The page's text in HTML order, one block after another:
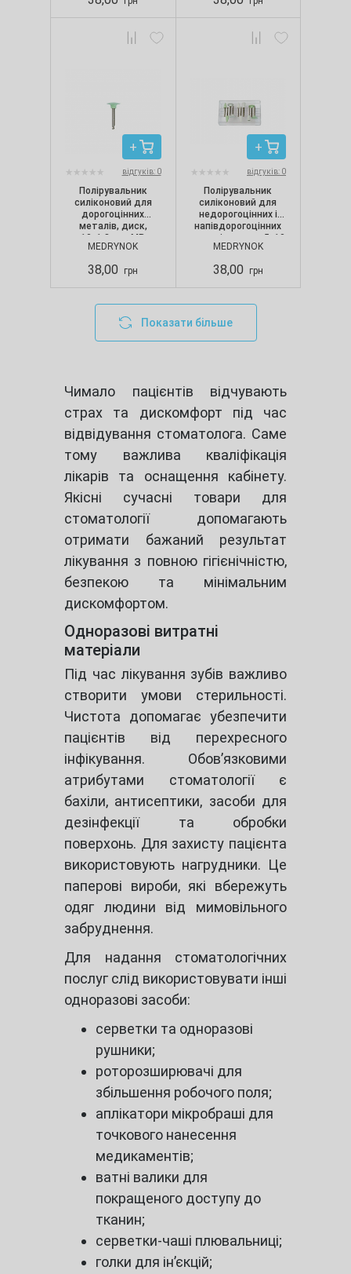
відгуків: 0
Полірувальник
силіконовий для
дорогоцінних
металів, диск,
10х1.8 мм, MR
MEDRYNOK
38,00 грн
відгуків: 0
Полірувальник
силіконовий для
недорогоцінних і
напівдорогоцінних
металів, конус, 5х10
мм, MR
MEDRYNOK
38,00 грн
Показати більше
Чимало пацієнтів відчувають
страх та дискомфорт під час
відвідування стоматолога. Саме
тому важлива кваліфікація
лікарів та оснащення кабінету.
Якісні сучасні товари для
стоматології допомагають
отримати бажаний результат
лікування з повною гігієнічністю,
безпекою та мінімальним
дискомфортом.
Одноразові витратні
матеріали
Під час лікування зубів важливо
створити умови стерильності.
Чистота допомагає убезпечити
пацієнтів від перехресного
інфікування. Обов’язковими
атрибутами стоматології є
бахіли, антисептики, засоби для
дезінфекції та обробки
поверхонь. Для захисту пацієнта
використовують нагрудники. Це
паперові вироби, які вбережуть
одяг людини від мимовільного
забруднення.
Для надання стоматологічних
послуг слід використовувати інші
одноразові засоби:
серветки та одноразові
рушники;
роторозширювачі для
збільшення робочого поля;
аплікатори мікробраші для
точкового нанесення
медикаментів;
ватні валики для
покращеного доступу до
тканин;
серветки-чаші плювальниці;
голки для ін’єкцій;